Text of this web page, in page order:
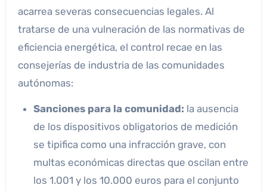
acarrea severas consecuencias legales. Al
tratarse de una vulneración de las normativas de
eficiencia energética, el control recae en las
consejerías de industria de las comunidades
autónomas:
Sanciones para la comunidad: la ausencia
de los dispositivos obligatorios de medición
se tipifica como una infracción grave, con
multas económicas directas que oscilan entre
los 1.001 y los 10.000 euros para el conjunto